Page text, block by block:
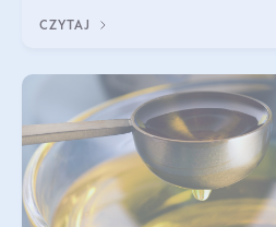
CZYTAJ